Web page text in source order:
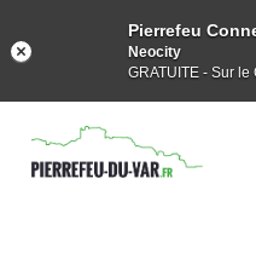
Pierrefeu
Neocity
GRATUITE - Sur le